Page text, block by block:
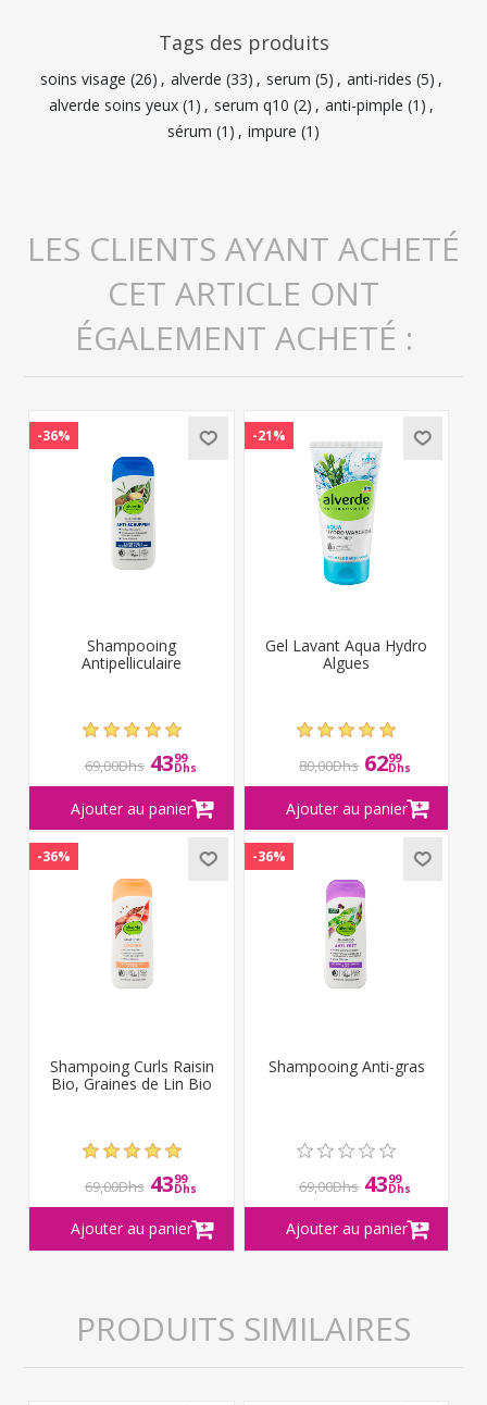
Tags des produits
soins visage (26) , alverde (33) , serum (5) , anti-rides (5) ,
alverde soins yeux (1) , serum q10 (2) , anti-pimple (1) ,
sérum (1) , impure (1)
LES CLIENTS AYANT ACHETÉ
CET ARTICLE ONT
ÉGALEMENT ACHETÉ :
-36%
Shampooing
Antipelliculaire
69,00Dhs 4399
Dhs
-21%
Gel Lavant Aqua Hydro
Algues
80,00Dhs 6299
Dhs
-36%
Shampoing Curls Raisin
Bio, Graines de Lin Bio
69,00Dhs 4399
Dhs
-36%
Shampooing Anti-gras
69,00Dhs 4399
Dhs
PRODUITS SIMILAIRES